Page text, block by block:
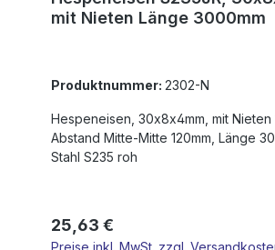
mit Nieten Länge 3000mm
Produktnummer: 2302-N
Hespeneisen, 30x8x4mm, mit Nieten
Abstand Mitte-Mitte 120mm, Länge
Stahl S235 roh
Regulärer Preis:
25,63 €
Preise inkl. MwSt. zzgl.